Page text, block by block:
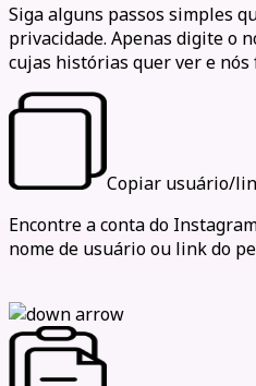
Siga alguns passos simples
privacidade. Apenas digite o
cujas histórias quer ver e nós
Copiar usuário/
Encontre a conta do
nome de usuário ou link do